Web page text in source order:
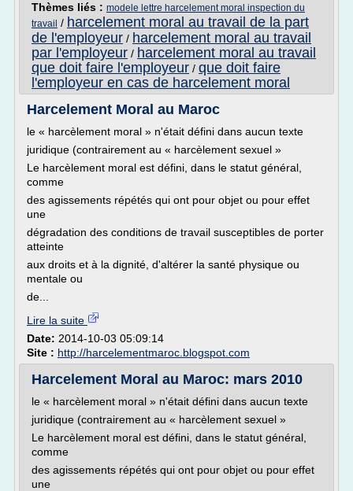
Thèmes liés : modele lettre harcelement moral inspection du
travail / harcelement moral au travail de la part
de l'employeur / harcelement moral au travail
par l'employeur / harcelement moral au travail
que doit faire l'employeur / que doit faire
l'employeur en cas de harcelement moral
Harcelement Moral au Maroc
le « harcèlement moral » n'était défini dans aucun texte
juridique (contrairement au « harcèlement sexuel »
Le harcèlement moral est défini, dans le statut général,
comme
des agissements répétés qui ont pour objet ou pour effet
une
dégradation des conditions de travail susceptibles de porter
atteinte
aux droits et à la dignité, d'altérer la santé physique ou
mentale ou
de...
Lire la suite
Date: 2014-10-03 05:09:14
Site : http://harcelementmaroc.blogspot.com
Harcelement Moral au Maroc: mars 2010
le « harcèlement moral » n'était défini dans aucun texte
juridique (contrairement au « harcèlement sexuel »
Le harcèlement moral est défini, dans le statut général,
comme
des agissements répétés qui ont pour objet ou pour effet
une